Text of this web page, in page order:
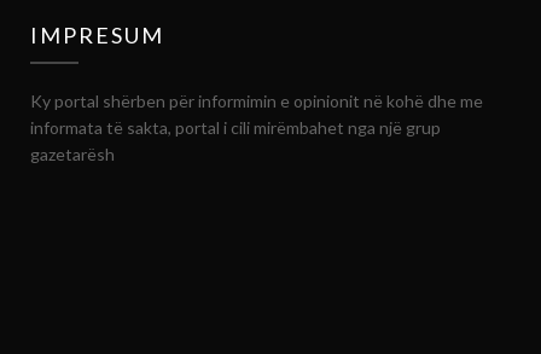
IMPRESUM
Ky portal shërben për informimin e opinionit në kohë dhe me
informata të sakta, portal i cili mirëmbahet nga një grup
gazetarësh